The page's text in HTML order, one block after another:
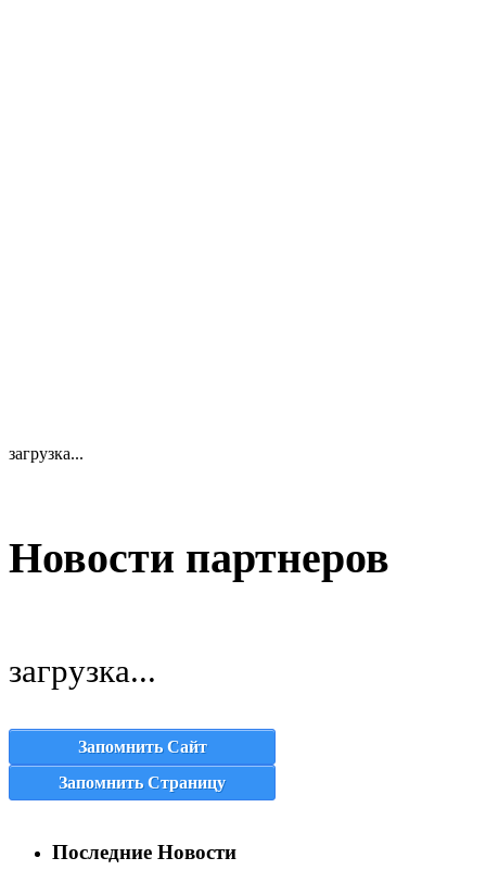
загрузка...
Новости партнеров
загрузка...
Запомнить Сайт
Запомнить Страницу
Последние Новости